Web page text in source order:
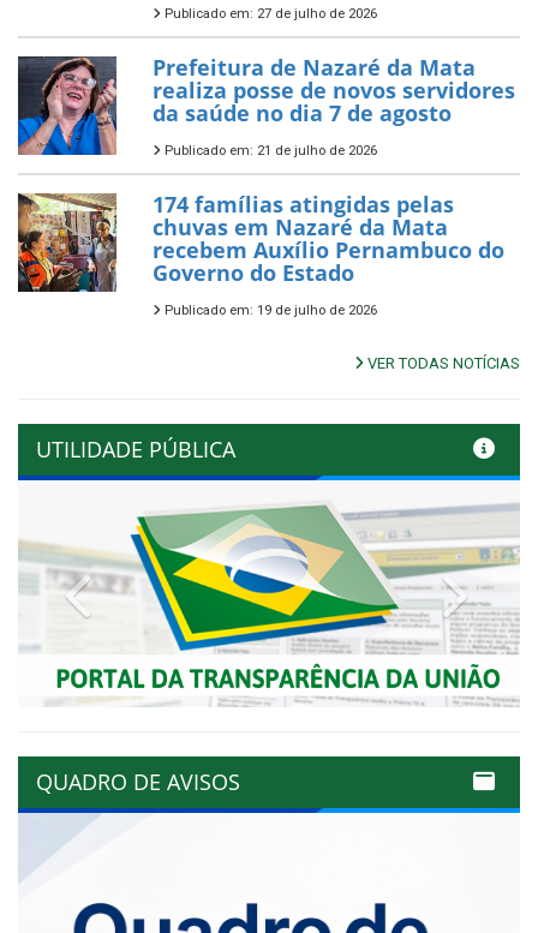
Publicado em: 27 de julho de 2026
Prefeitura de Nazaré da Mata
realiza posse de novos servidores
da saúde no dia 7 de agosto
Publicado em: 21 de julho de 2026
174 famílias atingidas pelas
chuvas em Nazaré da Mata
recebem Auxílio Pernambuco do
Governo do Estado
Publicado em: 19 de julho de 2026
VER TODAS NOTÍCIAS
UTILIDADE PÚBLICA
Previous Next
QUADRO DE AVISOS